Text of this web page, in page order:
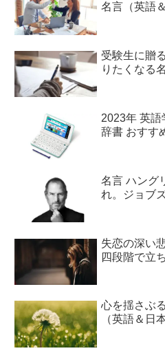
名言（英語
受験生に贈
りたくなる
2023年 英語
辞書 おすす
名言 ハング
れ。ジョブ
失恋の深い
四段階で立
心を揺さぶ
（英語＆日